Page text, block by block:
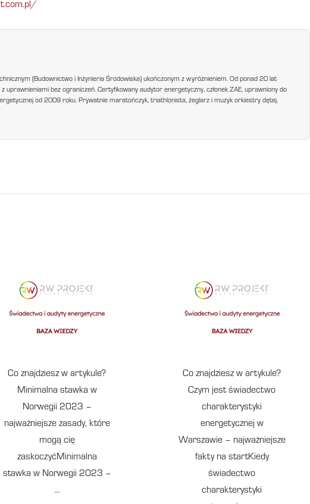
(Budownictwo i Inżynieria Środowiska) ukończonym z wyróżnieniem. Od ponad 20 lat
uprawnieniami bez ograniczeń. Certyfikowany audytor energetyczny, członek ZAE, uprawniony do
od 2009 roku. Prywatnie maratończyk, triathlonista, żeglarz i muzyk orkiestry dętej.
Co znajdziesz w artykule?
Minimalna stawka w
Norwegii 2023 –
najważniejsze zasady, które
mogą cię
zaskoczyćMinimalna
stawka w Norwegii 2023 –
…
Co znajdziesz w artykule?
Czym jest świadectwo
charakterystyki
energetycznej w
Warszawie – najważniejsze
fakty na startKiedy
świadectwo
charakterystyki